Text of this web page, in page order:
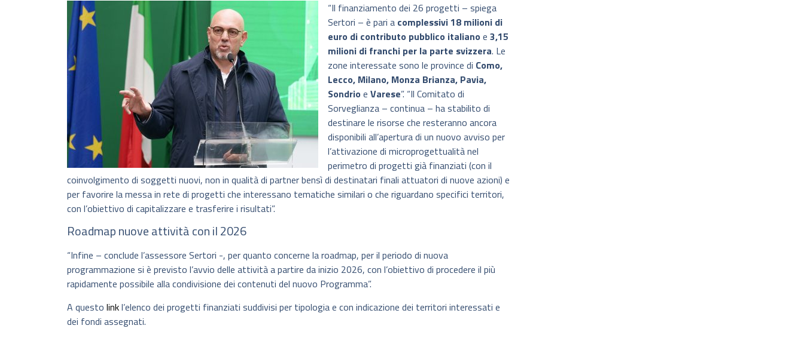
“Il finanziamento dei 26 progetti – spiega
Sertori – è pari a complessivi 18 milioni di
euro di contributo pubblico italiano e 3,15
milioni di franchi per la parte svizzera. Le
zone interessate sono le province di Como,
Lecco, Milano, Monza Brianza, Pavia,
Sondrio e Varese”. “Il Comitato di
Sorveglianza – continua – ha stabilito di
destinare le risorse che resteranno ancora
disponibili all’apertura di un nuovo avviso per
l’attivazione di microprogettualità nel
perimetro di progetti già finanziati (con il
coinvolgimento di soggetti nuovi, non in qualità di partner bensì di destinatari finali attuatori di nuove azioni) e
per favorire la messa in rete di progetti che interessano tematiche similari o che riguardano specifici territori,
con l’obiettivo di capitalizzare e trasferire i risultati”.
Roadmap nuove attività con il 2026
“Infine – conclude l’assessore Sertori -, per quanto concerne la roadmap, per il periodo di nuova
programmazione si è previsto l’avvio delle attività a partire da inizio 2026, con l’obiettivo di procedere il più
rapidamente possibile alla condivisione dei contenuti del nuovo Programma”.
A questo linkl’elenco dei progetti finanziati suddivisi per tipologia e con indicazione dei territori interessati e
dei fondi assegnati.